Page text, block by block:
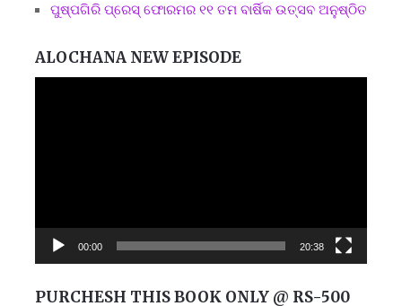
ପୁଷ୍ପଗିରି ପ୍ରେସ୍ ଫୋରମର ୧୧ ତମ ବାର୍ଷିକ ଉତ୍ସବ ଅନୁଷ୍ଠିତ
ALOCHANA NEW EPISODE
00:00 20:38
PURCHESH THIS BOOK ONLY @ RS-500